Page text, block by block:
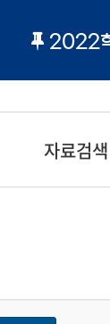
2022
자료검색